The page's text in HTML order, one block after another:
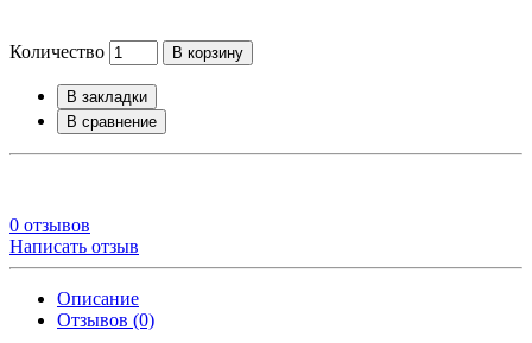
Количество В корзину
В закладки
В сравнение
0 отзывов
Написать отзыв
Описание
Отзывов (0)